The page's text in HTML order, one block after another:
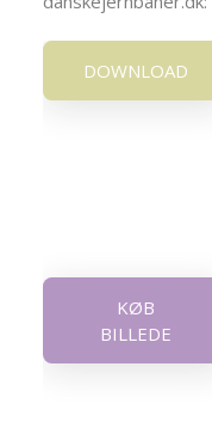
DOWNLOAD
KØB
BILLEDE